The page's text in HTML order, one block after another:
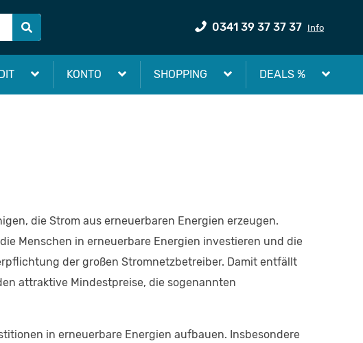
0341 39 37 37 37 Info
KONTO SHOPPING DEALS %
die Strom aus erneuerbaren Energien erzeugen.
Menschen in erneuerbare Energien investieren und die
der großen Stromnetzbetreiber. Damit entfällt
attraktive Mindestpreise, die sogenannten
in erneuerbare Energien aufbauen. Insbesondere